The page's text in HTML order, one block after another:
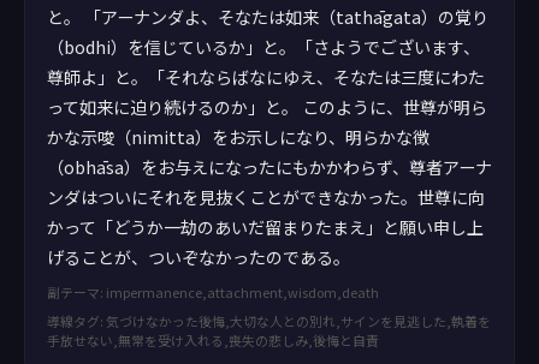
と。 「アーナンダよ、そなたは如来（tathāgata）の覚り
（bodhi）を信じているか」と。「さようでございます、
尊師よ」と。「それならばなにゆえ、そなたは三度にわた
って如来に迫り続けるのか」と。 このように、世尊が明ら
かな示唆（nimitta）をお示しになり、明らかな徴
（obhāsa）をお与えになったにもかかわらず、尊者アーナ
ンダはついにそれを見抜くことができなかった。世尊に向
かって「どうか一劫のあいだ留まりたまえ」と願い申し上
げることが、ついぞなかったのである。
副テーマ: impermanence,attachment,wisdom,death
導線タグ: 気づけなかった後悔,大切な人との別れ,サインを見逃した,執着を
手放せない,無常を受け入れる,喪失の悲しみ,後悔と自責